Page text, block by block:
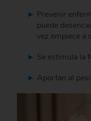
Prevenir
puede
vez empiece a
Se estimula la
Aportan al